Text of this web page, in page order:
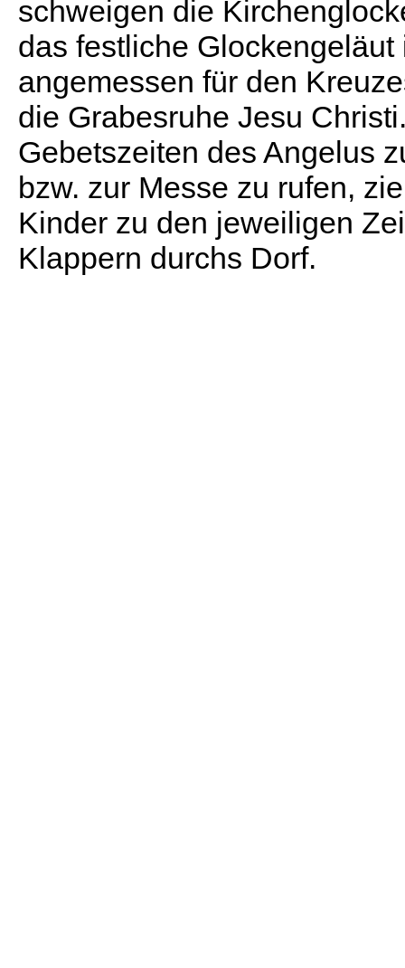
schweigen die
das festliche Glockengeläut
angemessen für den
die Grabesruhe Jesu
Gebetszeiten des Angelus
bzw. zur Messe zu rufen,
Kinder zu den jeweiligen
Klappern durchs Dorf.